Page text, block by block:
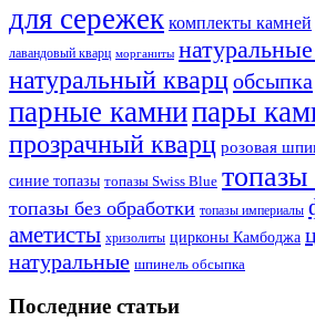
для сережек комплекты камней
лавандовый кварц морганиты
натуральный кварцобсыпка
парные камнипары
прозрачный кварц розовая
синие топазы топазы Swiss Blue
топазы без обработки топазы империалы
аметисты хризолиты цирконы Камбоджа
натуральные шпинель обсыпка
Последние статьи